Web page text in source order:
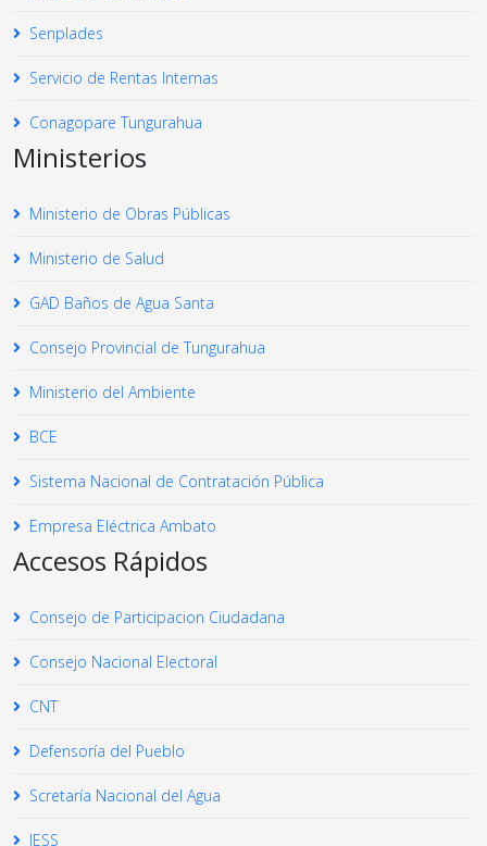
Senplades
Servicio de Rentas Internas
Conagopare Tungurahua
Ministerios
Ministerio de Obras Públicas
Ministerio de Salud
GAD Baños de Agua Santa
Consejo Provincial de Tungurahua
Ministerio del Ambiente
BCE
Sistema Nacional de Contratación Pública
Empresa Eléctrica Ambato
Accesos Rápidos
Consejo de Participacion Ciudadana
Consejo Nacional Electoral
CNT
Defensoría del Pueblo
Scretaría Nacional del Agua
IESS